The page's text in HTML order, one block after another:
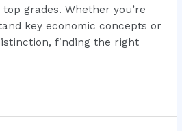
grades. Whether you’re
key economic concepts or
finding the right